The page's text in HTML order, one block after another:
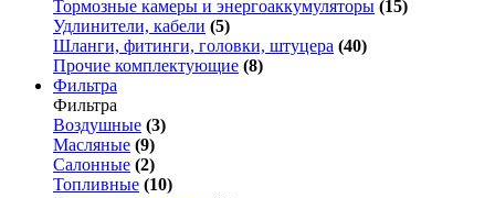
Тормозные камеры и энергоаккумуляторы (15)
Удлинители, кабели (5)
Шланги, фитинги, головки, штуцера (40)
Прочие комплектующие (8)
Фильтра
Фильтра
Воздушные (3)
Масляные (9)
Салонные (2)
Топливные (10)